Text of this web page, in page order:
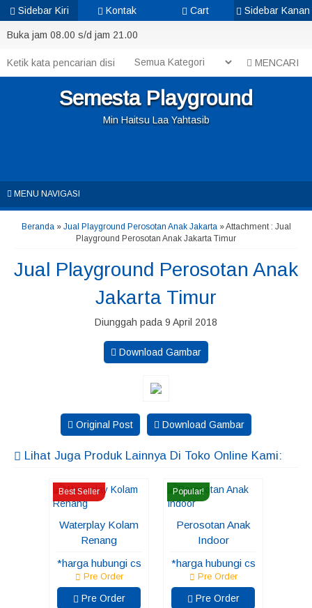
Buka jam 08.00 s/d jam 21.00
MENCARI
Semesta Playground
Min Haitsu Laa Yahtasib
MENU NAVIGASI
Beranda» Jual Playground Perosotan Anak Jakarta» Attachment : Jual
Playground Perosotan Anak Jakarta Timur
Jual Playground Perosotan Anak
Jakarta Timur
Diunggah pada 9 April 2018
Download Gambar
Original Post Download Gambar
Lihat Juga Produk Lainnya Di Toko Online Kami:
Best Seller
Waterplay Kolam
Renang
*harga hubungi cs
Pre Order
Pre Order
Popular!
Perosotan Anak
Indoor
*harga hubungi cs
Pre Order
Pre Order
Sidebar Kiri Kontak Cart Sidebar Kanan